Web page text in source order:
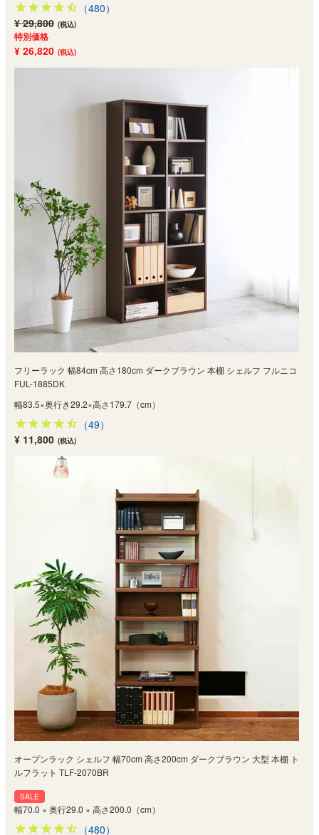
（480）
¥ 29,800 (税込)
特別価格
¥ 26,820 (税込)
フリーラック 幅84cm 高さ180cm ダークブラウン 本棚 シェルフ フルニコ
FUL-1885DK
幅83.5×奥行き29.2×高さ179.7（cm）
（49）
¥ 11,800 (税込)
オープンラック シェルフ 幅70cm 高さ200cm ダークブラウン 大型 本棚 ト
ルフラット TLF-2070BR
SALE
幅70.0 × 奥行29.0 × 高さ200.0（cm）
（480）